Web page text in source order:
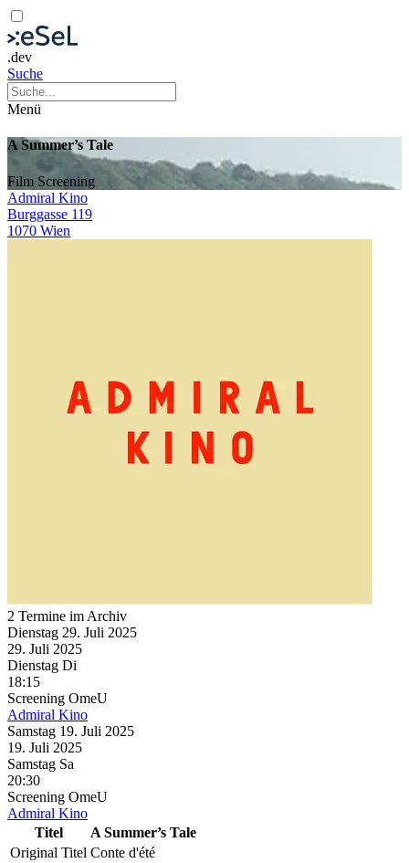
.dev
Suche
Menü
A Summer’s Tale
Film Screening
Admiral Kino
Burggasse 119
1070 Wien
2 Termine im Archiv
Dienstag 29. Juli 2025
29. Juli 2025
Dienstag Di
18:15
Screening OmeU
Admiral Kino
Samstag 19. Juli 2025
19. Juli 2025
Samstag Sa
20:30
Screening OmeU
Admiral Kino
Titel
A Summer’s Tale
Original Titel Conte d'été